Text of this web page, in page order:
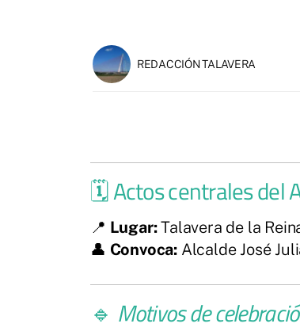
REDACCIÓN TALAVERA
🗓️ Actos centrales del
📍 Lugar:Talavera de la
👤 Convoca: Alcalde José
🔹 Motivos de